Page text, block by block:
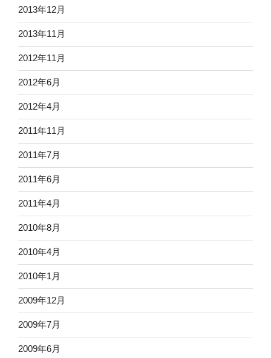
2013年12月
2013年11月
2012年11月
2012年6月
2012年4月
2011年11月
2011年7月
2011年6月
2011年4月
2010年8月
2010年4月
2010年1月
2009年12月
2009年7月
2009年6月